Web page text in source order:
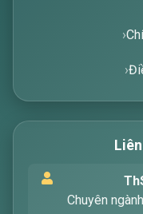
tìm kiếm các bài
khóa mà bạn
Chuyên